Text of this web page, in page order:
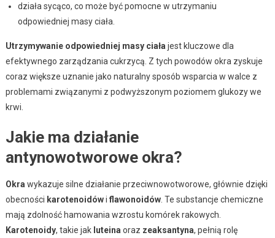
działa sycąco, co może być pomocne w utrzymaniu
odpowiedniej masy ciała.
Utrzymywanie odpowiedniej masy ciała jest kluczowe dla
efektywnego zarządzania cukrzycą. Z tych powodów okra zyskuje
coraz większe uznanie jako naturalny sposób wsparcia w walce z
problemami związanymi z podwyższonym poziomem glukozy we
krwi.
Jakie ma działanie
antynowotworowe okra?
Okra wykazuje silne działanie przeciwnowotworowe, głównie dzięki
obecności karotenoidówi flawonoidów. Te substancje chemiczne
mają zdolność hamowania wzrostu komórek rakowych.
Karotenoidy, takie jak luteina oraz zeaksantyna, pełnią rolę